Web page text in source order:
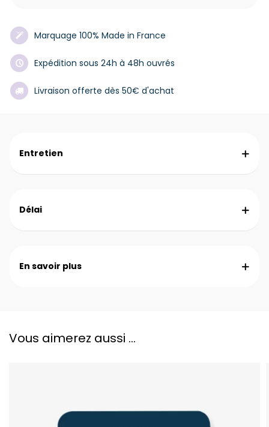
Marquage 100% Made in France
Expédition sous 24h à 48h ouvrés
Livraison offerte dès 50€ d'achat
Entretien
Délai
En savoir plus
Vous aimerez aussi ...